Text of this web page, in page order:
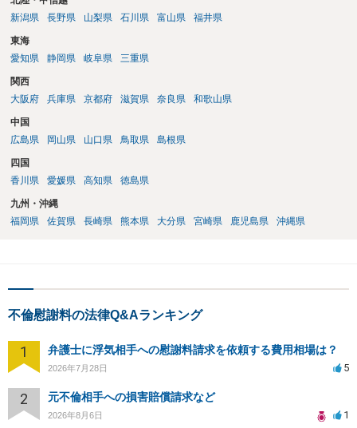
新潟県
長野県 山梨県 石川県 富山県 福井県
東海
愛知県
静岡県 岐阜県 三重県
関西
大阪府
兵庫県 京都府 滋賀県 奈良県 和歌山県
中国
広島県
岡山県 山口県 鳥取県 島根県
四国
香川県
愛媛県 高知県 徳島県
九州・沖縄
福岡県
佐賀県 長崎県 熊本県 大分県 宮崎県 鹿児島県 沖縄県
不倫慰謝料の法律Q&Aランキング
1 弁護士に浮気相手への慰謝料請求を依頼する費用相場は？
2026年7月28日 5
2 元不倫相手への損害賠償請求など
2026年8月6日 1